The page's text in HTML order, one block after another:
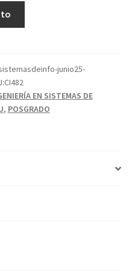
junio25-
EN SISTEMAS DE
, POSGRADO